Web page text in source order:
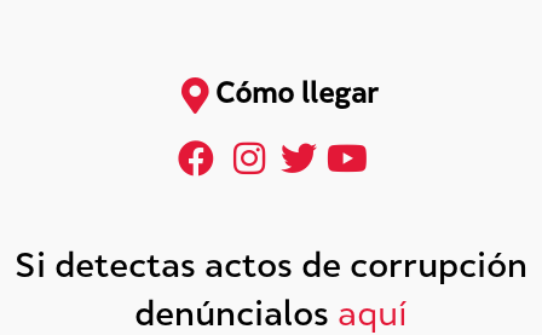
Cómo llegar
Si detectas actos de corrupción
denúncialos aquí